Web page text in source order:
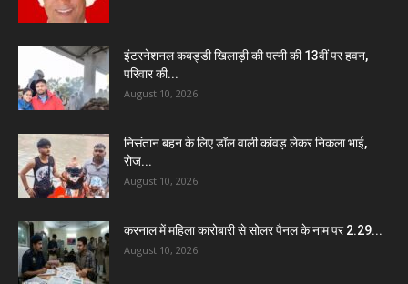
इंटरनेशनल कबड्डी खिलाड़ी की पत्नी की 13वीं पर हवन,
परिवार की...
August 10, 2026
निसंतान बहन के लिए डॉल वाली कांवड़ लेकर निकला भाई,
रोज...
August 10, 2026
करनाल में महिला कारोबारी से सोलर पैनल के नाम पर 2.29...
August 10, 2026